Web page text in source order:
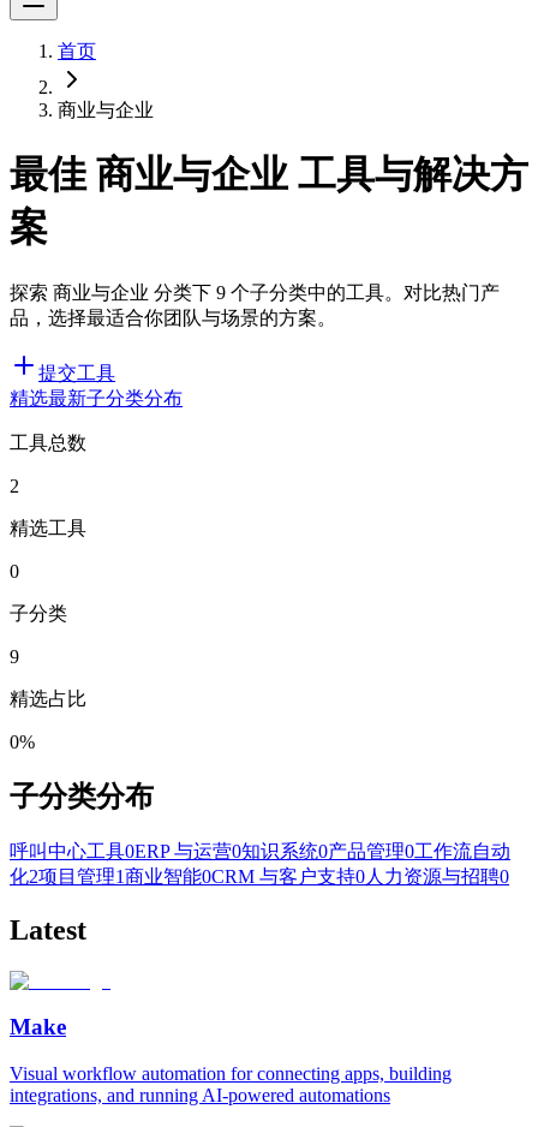
首页
商业与企业
最佳 商业与企业 工具与解决方
案
探索 商业与企业 分类下 9 个子分类中的工具。对比热门产
品，选择最适合你团队与场景的方案。
提交工具
精选最新子分类分布
工具总数
2
精选工具
0
子分类
9
精选占比
0%
子分类分布
呼叫中心工具0ERP 与运营0知识系统0产品管理0工作流自动
化2项目管理1商业智能0CRM 与客户支持0人力资源与招聘0
Latest
Make
Visual workflow automation for connecting apps, building
integrations, and running AI-powered automations